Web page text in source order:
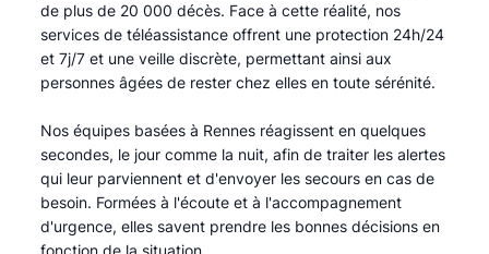
de plus de 20 000 décès. Face à cette réalité, nos
services de téléassistance offrent une protection 24h/24
et 7j/7 et une veille discrète, permettant ainsi aux
personnes âgées de rester chez elles en toute sérénité.​
Nos équipes basées à Rennes réagissent en quelques
secondes, le jour comme la nuit, afin de traiter les alertes
qui leur parviennent et d'envoyer les secours en cas de
besoin. Formées à l'écoute et à l'accompagnement
d'urgence, elles savent prendre les bonnes décisions en
fonction de la situation.